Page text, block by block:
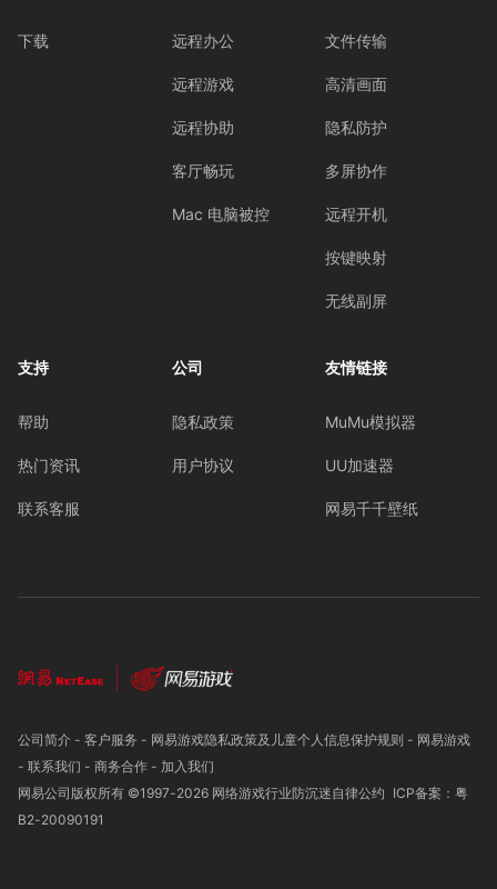
下载 远程办公
远程游戏
远程协助
客厅畅玩
Mac 电脑被控
文件传输
高清画面
隐私防护
多屏协作
远程开机
按键映射
无线副屏
支持
帮助
热门资讯
联系客服
公司
隐私政策
用户协议
友情链接
MuMu模拟器
UU加速器
网易千千壁纸
公司简介 - 客户服务 - 网易游戏隐私政策及儿童个人信息保护规则 - 网易游戏
- 联系我们 - 商务合作 - 加入我们
网易公司版权所有 ©1997-2026 网络游戏行业防沉迷自律公约 ICP备案：粤
B2-20090191